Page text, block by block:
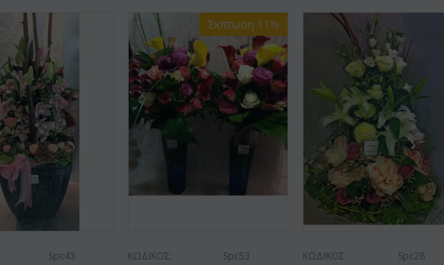
Spc43
Έκπτωση 11%
ΚΩΔΙΚΟΣ: Spc53 ΚΩΔΙΚΟΣ: Spc28